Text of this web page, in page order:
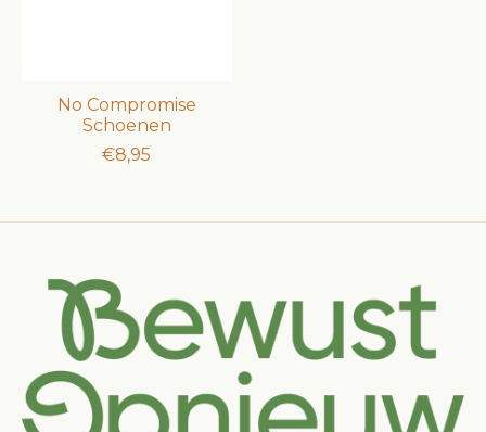
No Compromise
Schoenen
€8,95